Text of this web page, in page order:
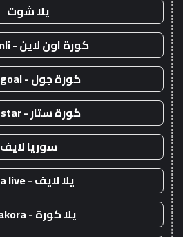
يلا شوت
كورة اون لاين - kora onli
كورة جول - kora goal
كورة ستار - kora star
سوريا لايف
يلا لايف - yalla live
يلا كورة - yallakora